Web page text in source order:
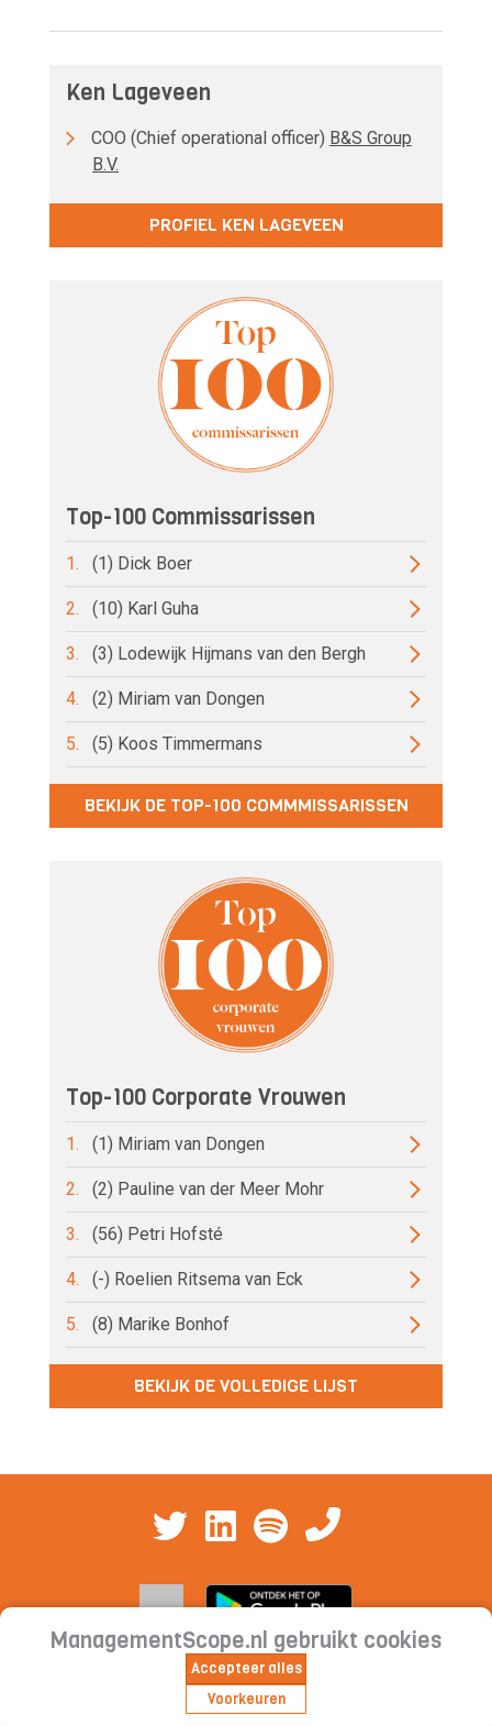
Ken Lageveen
COO (Chief operational officer) B&S Group
B.V.
PROFIEL KEN LAGEVEEN
Top-100 Commissarissen
1. (1) Dick Boer
2. (10) Karl Guha
3. (3) Lodewijk Hijmans van den Bergh
4. (2) Miriam van Dongen
5. (5) Koos Timmermans
BEKIJK DE TOP-100 COMMMISSARISSEN
Top-100 Corporate Vrouwen
1. (1) Miriam van Dongen
2. (2) Pauline van der Meer Mohr
3. (56) Petri Hofsté
4. (-) Roelien Ritsema van Eck
5. (8) Marike Bonhof
BEKIJK DE VOLLEDIGE LIJST
Cookieverklaring | Privacyverklaring |
Abonnementsvoorwaarden
ManagementScope.nl gebruikt cookies
Accepteer alles
Voorkeuren